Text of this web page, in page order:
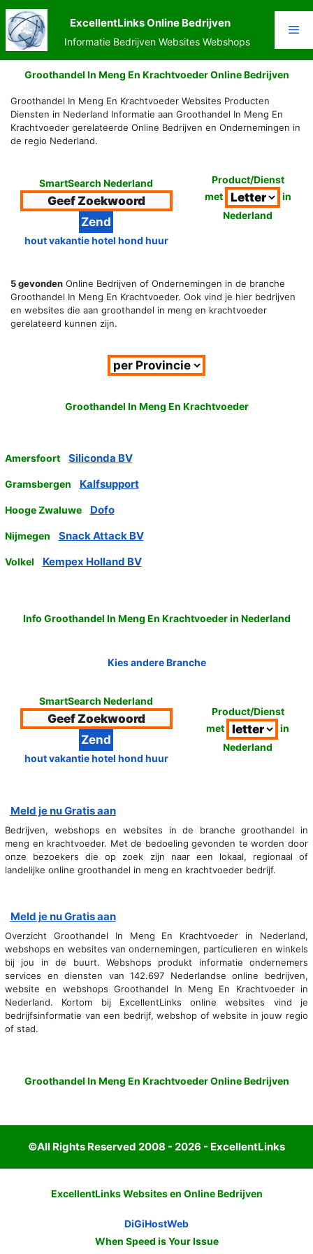
Ga
naar
de
inhoud
ExcellentLinks Online Bedrijven
Informatie Bedrijven Websites Webshops
Groothandel In Meng En Krachtvoeder Online Bedrijven
Groothandel In Meng En Krachtvoeder Websites Producten
Diensten in Nederland Informatie aan Groothandel In Meng En
Krachtvoeder gerelateerde Online Bedrijven en Ondernemingen in
de regio Nederland.
SmartSearch Nederland
hout vakantie hotel hond huur
Product/Dienst
met
in
Nederland
5 gevonden Online Bedrijven of Ondernemingen in de branche
Groothandel In Meng En Krachtvoeder. Ook vind je hier bedrijven
en websites die aan groothandel in meng en krachtvoeder
gerelateerd kunnen zijn.
Groothandel In Meng En Krachtvoeder
Amersfoort Siliconda BV
Gramsbergen Kalfsupport
Hooge Zwaluwe Dofo
Nijmegen Snack Attack BV
Volkel Kempex Holland BV
Info Groothandel In Meng En Krachtvoeder in Nederland
Kies andere Branche
SmartSearch Nederland
hout vakantie hotel hond huur
Product/Dienst
met
in
Nederland
Meld je nu Gratis aan
Bedrijven, webshops en websites in de branche groothandel in
meng en krachtvoeder. Met de bedoeling gevonden te worden door
onze bezoekers die op zoek zijn naar een lokaal, regionaal of
landelijke online groothandel in meng en krachtvoeder bedrijf.
Meld je nu Gratis aan
Overzicht Groothandel In Meng En Krachtvoeder in Nederland,
webshops en websites van ondernemingen, particulieren en winkels
bij jou in de buurt. Webshops produkt informatie ondernemers
services en diensten van 142.697 Nederlandse online bedrijven,
website en webshops Groothandel In Meng En Krachtvoeder in
Nederland. Kortom bij ExcellentLinks online websites vind je
bedrijfsinformatie van een bedrijf, webshop of website in jouw regio
of stad.
Groothandel In Meng En Krachtvoeder Online Bedrijven
©All Rights Reserved 2008 - 2026 - ExcellentLinks
ExcellentLinks Websites en Online Bedrijven
DiGiHostWeb
When Speed is Your Issue